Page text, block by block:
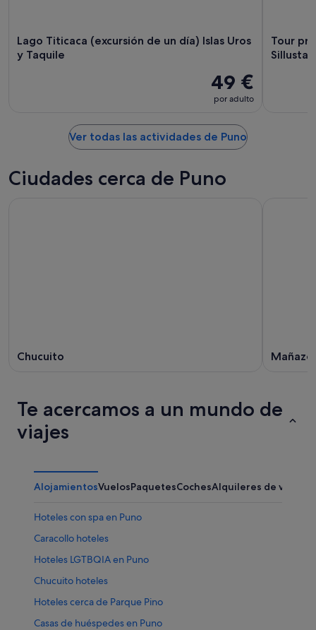
Lago Titicaca (excursión de un día) Islas Uros
y Taquile
49 €
por adulto
Tour
Ver todas las actividades de Puno
Ciudades cerca de Puno
Chucuito Mañazo
Te acercamos a un mundo de
viajes
AlojamientosVuelosPaquetesCochesAlquileres de
Hoteles con spa en Puno
Caracollo hoteles
Hoteles LGTBQIA en Puno
Chucuito hoteles
Hoteles cerca de Parque Pino
Casas de huéspedes en Puno